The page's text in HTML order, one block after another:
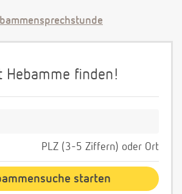
Hebamme finden!
PLZ (3-5 Ziffern) oder Ort